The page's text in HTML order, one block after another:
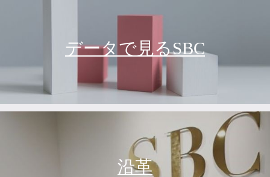
データで見るSBC
沿革